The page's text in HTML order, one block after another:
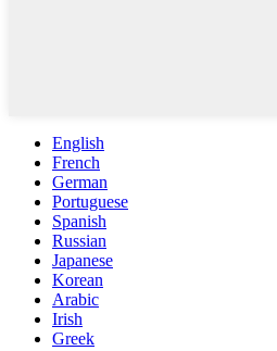
English
French
German
Portuguese
Spanish
Russian
Japanese
Korean
Arabic
Irish
Greek